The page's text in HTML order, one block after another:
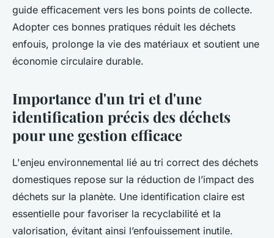
guide efficacement vers les bons points de collecte.
Adopter ces bonnes pratiques réduit les déchets
enfouis, prolonge la vie des matériaux et soutient une
économie circulaire durable.
Importance d'un tri et d'une
identification précis des déchets
pour une gestion efficace
L'enjeu environnemental lié au tri correct des déchets
domestiques repose sur la réduction de l’impact des
déchets sur la planète. Une identification claire est
essentielle pour favoriser la recyclabilité et la
valorisation, évitant ainsi l’enfouissement inutile.